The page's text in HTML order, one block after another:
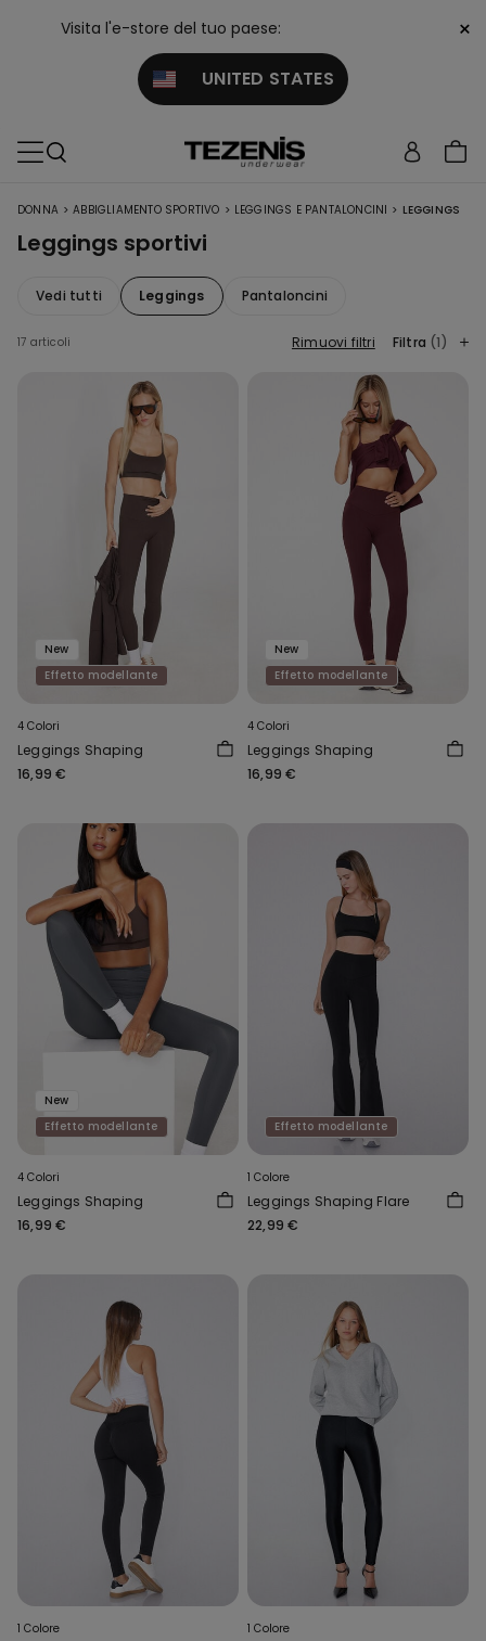
Visita l'e-store del tuo paese:
UNITED STATES
×
DONNA > ABBIGLIAMENTO SPORTIVO > LEGGINGS E PANTALONCINI > LEGGINGS
Leggings sportivi
Vedi tutti Leggings Pantaloncini
17 articoli Rimuovi filtri Filtra (1)
New
Effetto modellante
4 Colori
Leggings Shaping
16,99 €
New
Effetto modellante
4 Colori
Leggings Shaping
16,99 €
New
Effetto modellante
4 Colori
Leggings Shaping
16,99 €
Effetto modellante
1 Colore
Leggings Shaping Flare
22,99 €
1 Colore 1 Colore